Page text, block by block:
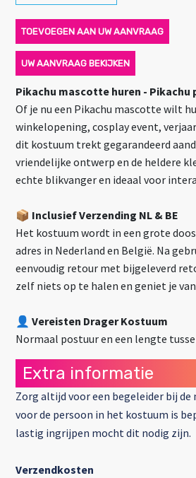
TOEVOEGEN AAN UW AANVRAAG
UW AANVRAAG BEKIJKEN
Pikachu mascotte huren - Pikachu
Of je nu een Pikachu mascotte wilt
winkelopening, cosplay event,
dit kostuum trekt gegarandeerd
vriendelijke ontwerp en de heldere
echte blikvanger en ideaal voor
📦 Inclusief Verzending NL & BE
Het kostuum wordt in een grote
adres in Nederland en België. Na
eenvoudig retour met bijgeleverd
zelf niets op te halen en geniet je
👤 Vereisten Drager Kostuum
Normaal postuur en een lengte
Extra informatie
Zorg altijd voor een begeleider bij
voor de persoon in het kostuum is
lastig ingrijpen mocht dit nodig zijn.
Verzendkosten